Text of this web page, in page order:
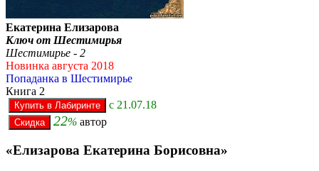
Екатерина Елизарова
Ключ от Шестимирья
Шестимирье - 2
Новинка августа 2018
Попаданка в Шестимирье
Книга 2
c 21.07.18
22% автор
«Елизарова Екатерина Борисовна»